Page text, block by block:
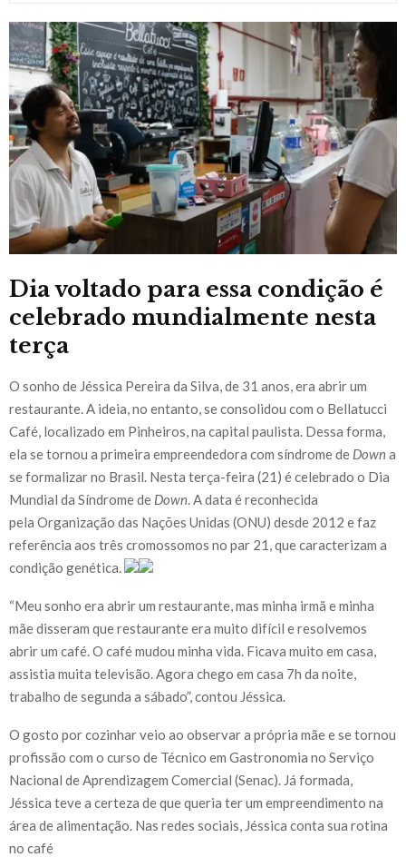
Dia voltado para essa condição é
celebrado mundialmente nesta
terça
O sonho de Jéssica Pereira da Silva, de 31 anos, era abrir um
restaurante. A ideia, no entanto, se consolidou com o Bellatucci
Café, localizado em Pinheiros, na capital paulista. Dessa forma,
ela se tornou a primeira empreendedora com síndrome de Downa
se formalizar no Brasil. Nesta terça-feira (21) é celebrado o Dia
Mundial da Síndrome de Down . A data é reconhecida
pela Organização das Nações Unidas (ONU) desde 2012 e faz
referência aos três cromossomos no par 21, que caracterizam a
condição genética.
“Meu sonho era abrir um restaurante, mas minha irmã e minha
mãe disseram que restaurante era muito difícil e resolvemos
abrir um café. O café mudou minha vida. Ficava muito em casa,
assistia muita televisão. Agora chego em casa 7h da noite,
trabalho de segunda a sábado”, contou Jéssica.
O gosto por cozinhar veio ao observar a própria mãe e se tornou
profissão com o curso de Técnico em Gastronomia no Serviço
Nacional de Aprendizagem Comercial (Senac). Já formada,
Jéssica teve a certeza de que queria ter um empreendimento na
área de alimentação. Nas redes sociais, Jéssica conta sua rotina
no café